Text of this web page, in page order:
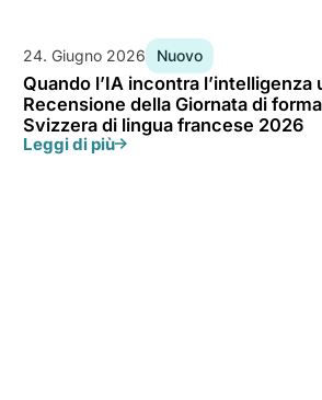
24. Giugno 2026 Nuovo
Quando l’IA incontra l’intelligenza
Recensione della Giornata di
Svizzera di lingua francese 2026
Leggi di più